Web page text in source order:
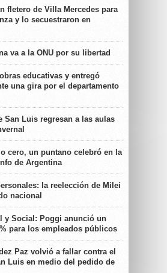
fletero de Villa Mercedes para
y lo secuestraron en
va a la ONU por su libertad
educativas y entregó
una gira por el departamento
San Luis regresan a las aulas
cero, un puntano celebró en la
de Argentina
la reelección de Milei
nacional
y Social: Poggi anunció un
para los empleados públicos
Paz volvió a fallar contra el
Luis en medio del pedido de